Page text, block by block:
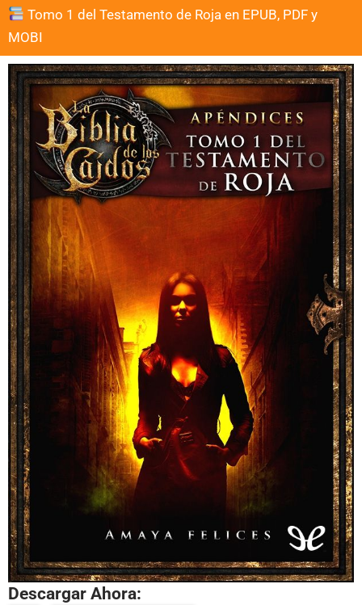
Tomo 1 del Testamento de Roja en EPUB, PDF y
MOBI
Descargar Ahora: